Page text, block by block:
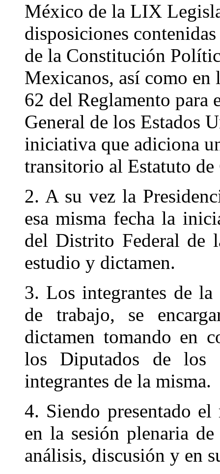
México de la LIX
disposiciones
de la Constitución
Mexicanos, así como
62 del Reglamento
General de los Estados
iniciativa que adiciona
transitorio al Estatuto
2. A su vez la
esa misma fecha la
del Distrito Federal de
estudio y dictamen.
3. Los integrantes de la
de trabajo, se
dictamen tomando en
los Diputados de los
integrantes de la misma.
4. Siendo presentado el
en la sesión plenaria
análisis, discusión y en